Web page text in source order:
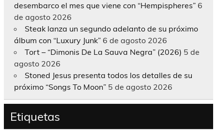
desembarco el mes que viene con “Hempispheres” 6
de agosto 2026
Steak lanza un segundo adelanto de su próximo
álbum con “Luxury Junk” 6 de agosto 2026
Tort – “Dimonis De La Sauva Negra” (2026) 5 de
agosto 2026
Stoned Jesus presenta todos los detalles de su
próximo “Songs To Moon” 5 de agosto 2026
Etiquetas